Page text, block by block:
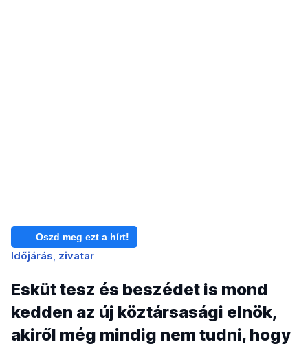
Oszd meg ezt a hírt!
Időjárás zivatar
Esküt tesz és beszédet is mond
kedden az új köztársasági elnök,
akiről még mindig nem tudni, hogy